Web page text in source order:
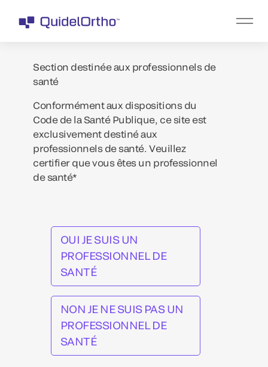
Section destinée aux professionnels de
santé
Conformément aux dispositions du
Code de la Santé Publique, ce site est
exclusivement destiné aux
professionnels de santé. Veuillez
certifier que vous êtes un professionnel
de santé*
OUI JE SUIS UN
PROFESSIONNEL DE
SANTÉ
NON JE NE SUIS PAS UN
PROFESSIONNEL DE
SANTÉ